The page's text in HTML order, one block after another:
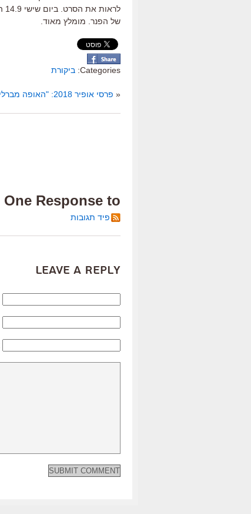
לראות את הסרט ביום שישי 14.9
של הפנר מומלץ מאוד
Categories: ביקורת
« פרסי אופיר 2018: "האופה מברלין" הוא הזוכה הגדול (רשימת הזוכים המלאה)
One Response to “"הנשף", ביקורת”
פיד תגובות
Leave a Reply